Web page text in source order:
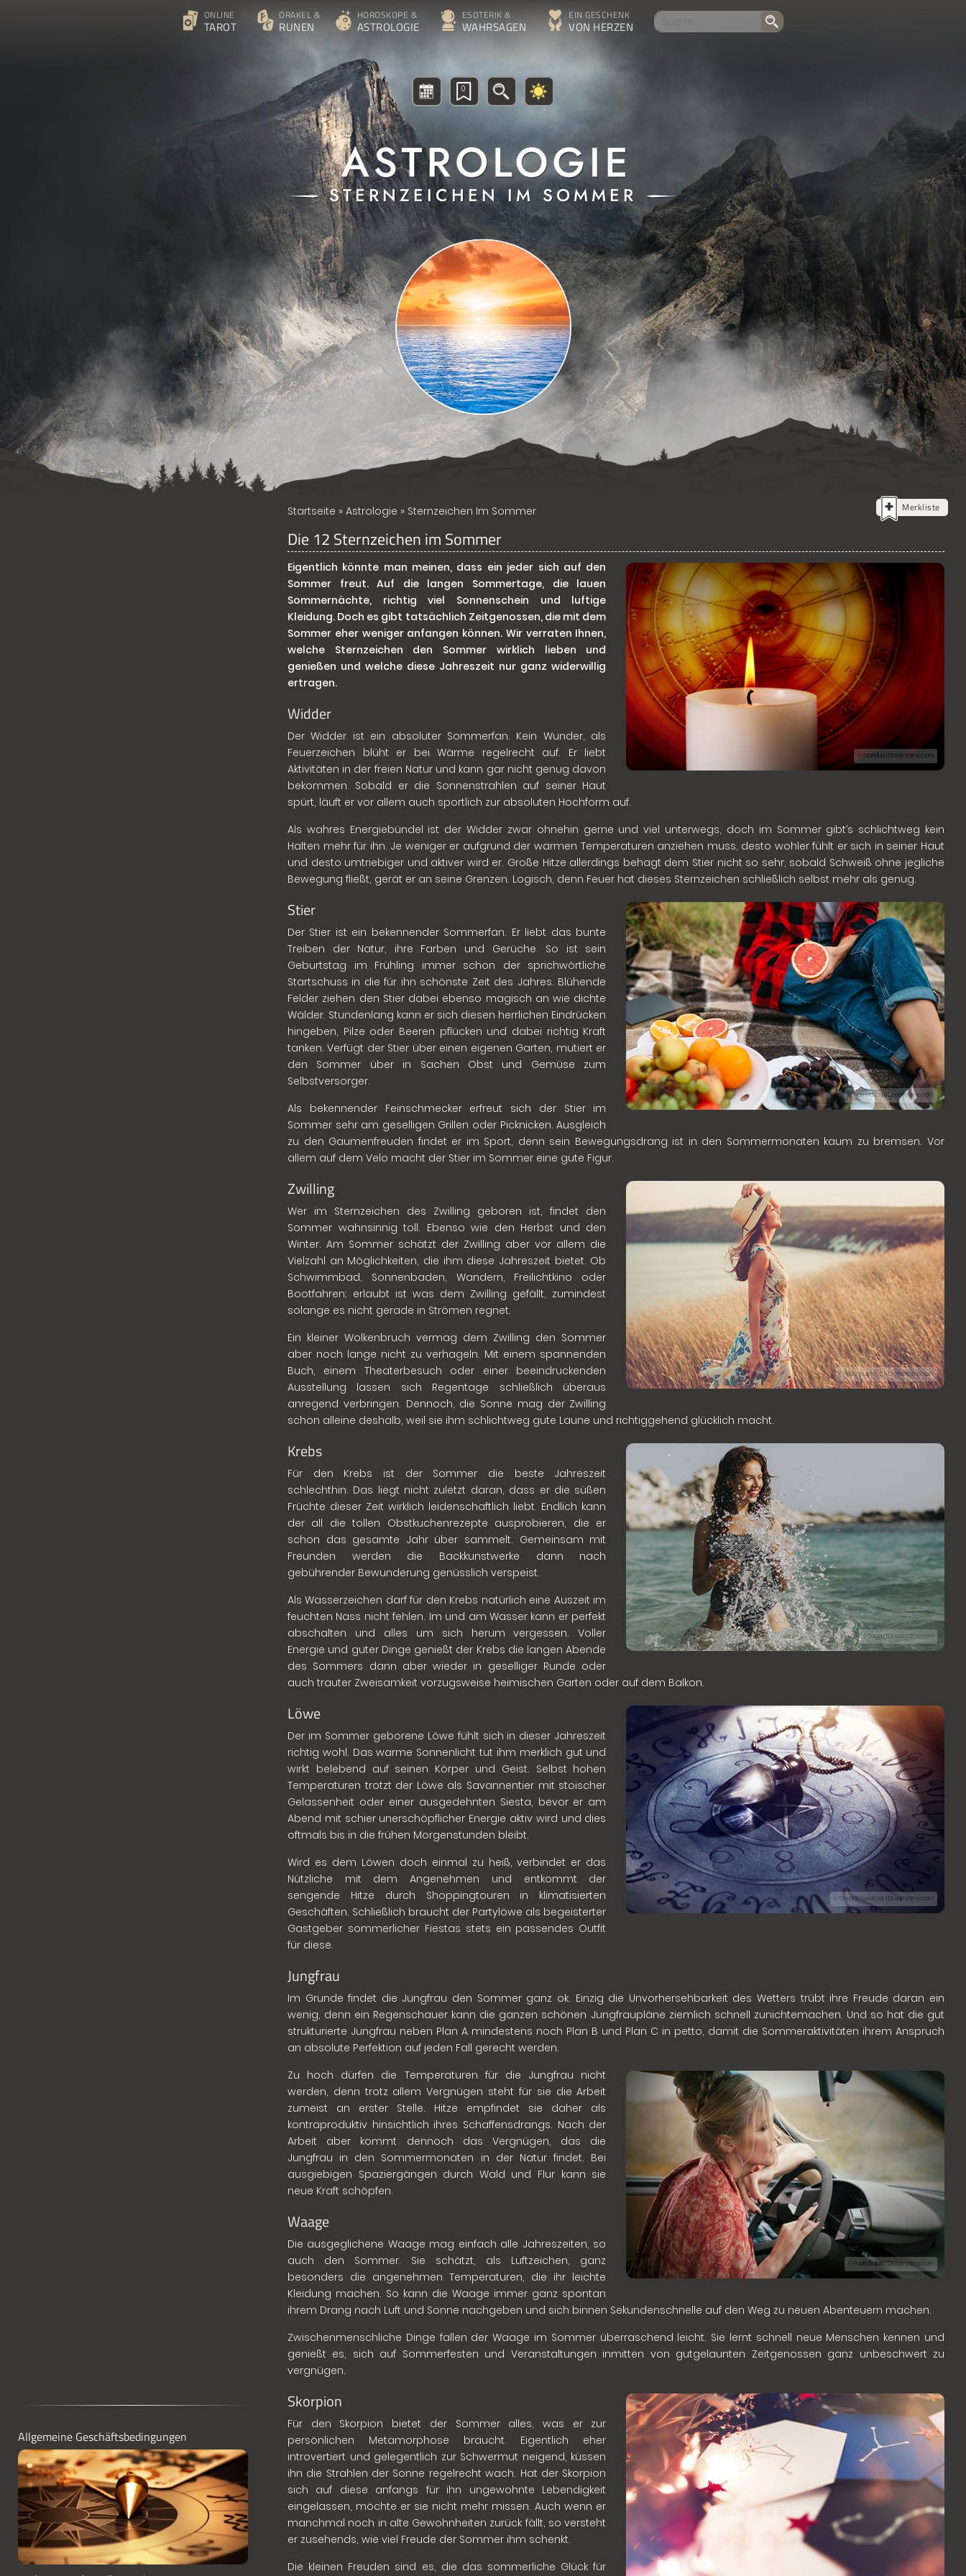
ONLINE
TAROT
ORAKEL &
RUNEN
HOROSKOPE &
ASTROLOGIE
ESOTERIK &
WAHRSAGEN
EIN GESCHENK
VON HERZEN
0
STERNZEICHEN IM SOMMER
Merkliste
Allgemeine Geschäftsbedingungen
Startseite » Astrologie » Sternzeichen Im Sommer
Die 12 Sternzeichen im Sommer
© Starblue | Dreamstime.com
Eigentlich könnte man meinen, dass ein jeder sich auf den
Sommer freut. Auf die langen Sommertage, die lauen
Sommernächte, richtig viel Sonnenschein und luftige
Kleidung. Doch es gibt tatsächlich Zeitgenossen, die mit dem
Sommer eher weniger anfangen können. Wir verraten Ihnen,
welche Sternzeichen den Sommer wirklich lieben und
genießen und welche diese Jahreszeit nur ganz widerwillig
ertragen.
Widder
Der Widder ist ein absoluter Sommerfan. Kein Wunder, als
Feuerzeichen blüht er bei Wärme regelrecht auf. Er liebt
Aktivitäten in der freien Natur und kann gar nicht genug davon
bekommen. Sobald er die Sonnenstrahlen auf seiner Haut
spürt, läuft er vor allem auch sportlich zur absoluten Hochform auf.
Als wahres Energiebündel ist der Widder zwar ohnehin gerne und viel unterwegs, doch im Sommer gibt’s schlichtweg kein
Halten mehr für ihn. Je weniger er aufgrund der warmen Temperaturen anziehen muss, desto wohler fühlt er sich in seiner Haut
und desto umtriebiger und aktiver wird er. Große Hitze allerdings behagt dem Stier nicht so sehr, sobald Schweiß ohne jegliche
Bewegung fließt, gerät er an seine Grenzen. Logisch, denn Feuer hat dieses Sternzeichen schließlich selbst mehr als genug.
© Nomadsoul1 | Dreamstime.com
Stier
Der Stier ist ein bekennender Sommerfan. Er liebt das bunte
Treiben der Natur, ihre Farben und Gerüche. So ist sein
Geburtstag im Frühling immer schon der sprichwörtliche
Startschuss in die für ihn schönste Zeit des Jahres. Blühende
Felder ziehen den Stier dabei ebenso magisch an wie dichte
Wälder. Stundenlang kann er sich diesen herrlichen Eindrücken
hingeben, Pilze oder Beeren pflücken und dabei richtig Kraft
tanken. Verfügt der Stier über einen eigenen Garten, mutiert er
den Sommer über in Sachen Obst und Gemüse zum
Selbstversorger.
Als bekennender Feinschmecker erfreut sich der Stier im
Sommer sehr am geselligen Grillen oder Picknicken. Ausgleich
zu den Gaumenfreuden findet er im Sport, denn sein Bewegungsdrang ist in den Sommermonaten kaum zu bremsen. Vor
allem auf dem Velo macht der Stier im Sommer eine gute Figur.
© Maxim Lupascu | Dreamstime.com
Zwilling
Wer im Sternzeichen des Zwilling geboren ist, findet den
Sommer wahnsinnig toll. Ebenso wie den Herbst und den
Winter. Am Sommer schätzt der Zwilling aber vor allem die
Vielzahl an Möglichkeiten, die ihm diese Jahreszeit bietet. Ob
Schwimmbad, Sonnenbaden, Wandern, Freilichtkino oder
Bootfahren; erlaubt ist was dem Zwilling gefällt, zumindest
solange es nicht gerade in Strömen regnet.
Ein kleiner Wolkenbruch vermag dem Zwilling den Sommer
aber noch lange nicht zu verhageln. Mit einem spannenden
Buch, einem Theaterbesuch oder einer beeindruckenden
Ausstellung lassen sich Regentage schließlich überaus
anregend verbringen. Dennoch, die Sonne mag der Zwilling
schon alleine deshalb, weil sie ihm schlichtweg gute Laune und richtiggehend glücklich macht.
© Boggy | Dreamstime.com
Krebs
Für den Krebs ist der Sommer die beste Jahreszeit
schlechthin. Das liegt nicht zuletzt daran, dass er die süßen
Früchte dieser Zeit wirklich leidenschaftlich liebt. Endlich kann
der all die tollen Obstkuchenrezepte ausprobieren, die er
schon das gesamte Jahr über sammelt. Gemeinsam mit
Freunden werden die Backkunstwerke dann nach
gebührender Bewunderung genüsslich verspeist.
Als Wasserzeichen darf für den Krebs natürlich eine Auszeit im
feuchten Nass nicht fehlen. Im und am Wasser kann er perfekt
abschalten und alles um sich herum vergessen. Voller
Energie und guter Dinge genießt der Krebs die langen Abende
des Sommers dann aber wieder in geselliger Runde oder
auch trauter Zweisamkeit vorzugsweise heimischen Garten oder auf dem Balkon.
© Elena Schweitzer | Dreamstime.com
Löwe
Der im Sommer geborene Löwe fühlt sich in dieser Jahreszeit
richtig wohl. Das warme Sonnenlicht tut ihm merklich gut und
wirkt belebend auf seinen Körper und Geist. Selbst hohen
Temperaturen trotzt der Löwe als Savannentier mit stoischer
Gelassenheit oder einer ausgedehnten Siesta, bevor er am
Abend mit schier unerschöpflicher Energie aktiv wird und dies
oftmals bis in die frühen Morgenstunden bleibt.
Wird es dem Löwen doch einmal zu heiß, verbindet er das
Nützliche mit dem Angenehmen und entkommt der
sengende Hitze durch Shoppingtouren in klimatisierten
Geschäften. Schließlich braucht der Partylöwe als begeisterter
Gastgeber sommerlicher Fiestas stets ein passendes Outfit
für diese.
Jungfrau
Im Grunde findet die Jungfrau den Sommer ganz ok. Einzig die Unvorhersehbarkeit des Wetters trübt ihre Freude daran ein
wenig, denn ein Regenschauer kann die ganzen schönen Jungfraupläne ziemlich schnell zunichtemachen. Und so hat die gut
strukturierte Jungfrau neben Plan A mindestens noch Plan B und Plan C in petto, damit die Sommeraktivitäten ihrem Anspruch
an absolute Perfektion auf jeden Fall gerecht werden.
© Pavlo Baliukh | Dreamstime.com
Zu hoch dürfen die Temperaturen für die Jungfrau nicht
werden, denn trotz allem Vergnügen steht für sie die Arbeit
zumeist an erster Stelle. Hitze empfindet sie daher als
kontraproduktiv hinsichtlich ihres Schaffensdrangs. Nach der
Arbeit aber kommt dennoch das Vergnügen, das die
Jungfrau in den Sommermonaten in der Natur findet. Bei
ausgiebigen Spaziergängen durch Wald und Flur kann sie
neue Kraft schöpfen.
Waage
Die ausgeglichene Waage mag einfach alle Jahreszeiten, so
auch den Sommer. Sie schätzt, als Luftzeichen, ganz
besonders die angenehmen Temperaturen, die ihr leichte
Kleidung machen. So kann die Waage immer ganz spontan
ihrem Drang nach Luft und Sonne nachgeben und sich binnen Sekundenschnelle auf den Weg zu neuen Abenteuern machen.
Zwischenmenschliche Dinge fallen der Waage im Sommer überraschend leicht. Sie lernt schnell neue Menschen kennen und
genießt es, sich auf Sommerfesten und Veranstaltungen inmitten von gutgelaunten Zeitgenossen ganz unbeschwert zu
vergnügen.
Skorpion
Für den Skorpion bietet der Sommer alles, was er zur
persönlichen Metamorphose braucht. Eigentlich eher
introvertiert und gelegentlich zur Schwermut neigend, küssen
ihn die Strahlen der Sonne regelrecht wach. Hat der Skorpion
sich auf diese anfangs für ihn ungewohnte Lebendigkeit
eingelassen, möchte er sie nicht mehr missen. Auch wenn er
manchmal noch in alte Gewohnheiten zurück fällt, so versteht
er zusehends, wie viel Freude der Sommer ihm schenkt.
Die kleinen Freuden sind es, die das sommerliche Glück für